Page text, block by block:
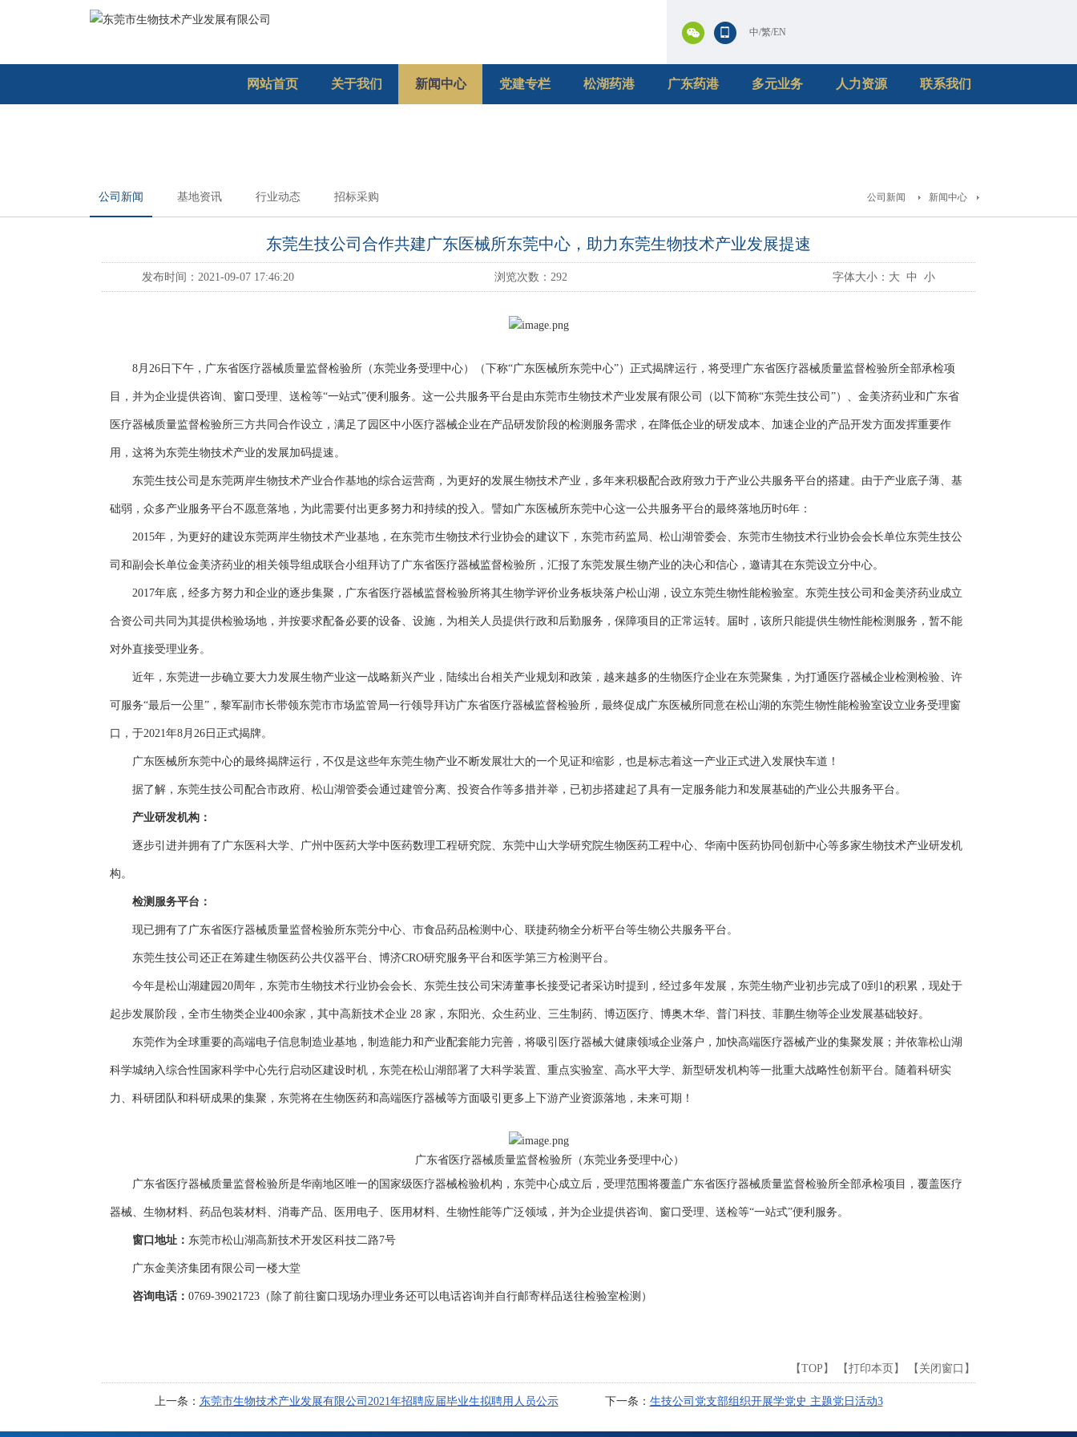
中/繁/EN
网站首页 关于我们 新闻中心 党建专栏 松湖药港 广东药港 多元业务 人力资源 联系我们
公司新闻 基地资讯 行业动态 招标采购 公司新闻 新闻中心
东莞生技公司合作共建广东医械所东莞中心，助力东莞生物技术产业发展提速
发布时间：2021-09-07 17:46:20 浏览次数： 292 字体大小： 大 中 小
8月26日下午，广东省医疗器械质量监督检验所（东莞业务受理中心）（下称“广东医械所东莞中心”）正式揭牌运行，将受理广东省医疗器械质量监督检验所全部承检项
目，并为企业提供咨询、窗口受理、送检等“一站式”便利服务。这一公共服务平台是由东莞市生物技术产业发展有限公司（以下简称“东莞生技公司”）、金美济药业和广东省
医疗器械质量监督检验所三方共同合作设立，满足了园区中小医疗器械企业在产品研发阶段的检测服务需求，在降低企业的研发成本、加速企业的产品开发方面发挥重要作
用，这将为东莞生物技术产业的发展加码提速。
东莞生技公司是东莞两岸生物技术产业合作基地的综合运营商，为更好的发展生物技术产业，多年来积极配合政府致力于产业公共服务平台的搭建。由于产业底子薄、基
础弱，众多产业服务平台不愿意落地，为此需要付出更多努力和持续的投入。譬如广东医械所东莞中心这一公共服务平台的最终落地历时6年：
2015年，为更好的建设东莞两岸生物技术产业基地，在东莞市生物技术行业协会的建议下，东莞市药监局、松山湖管委会、东莞市生物技术行业协会会长单位东莞生技公
司和副会长单位金美济药业的相关领导组成联合小组拜访了广东省医疗器械监督检验所，汇报了东莞发展生物产业的决心和信心，邀请其在东莞设立分中心。
2017年底，经多方努力和企业的逐步集聚，广东省医疗器械监督检验所将其生物学评价业务板块落户松山湖，设立东莞生物性能检验室。东莞生技公司和金美济药业成立
合资公司共同为其提供检验场地，并按要求配备必要的设备、设施，为相关人员提供行政和后勤服务，保障项目的正常运转。届时，该所只能提供生物性能检测服务，暂不能
对外直接受理业务。
近年，东莞进一步确立要大力发展生物产业这一战略新兴产业，陆续出台相关产业规划和政策，越来越多的生物医疗企业在东莞聚集，为打通医疗器械企业检测检验、许
可服务“最后一公里”，黎军副市长带领东莞市市场监管局一行领导拜访广东省医疗器械监督检验所，最终促成广东医械所同意在松山湖的东莞生物性能检验室设立业务受理窗
口，于2021年8月26日正式揭牌。
广东医械所东莞中心的最终揭牌运行，不仅是这些年东莞生物产业不断发展壮大的一个见证和缩影，也是标志着这一产业正式进入发展快车道！
据了解，东莞生技公司配合市政府、松山湖管委会通过建管分离、投资合作等多措并举，已初步搭建起了具有一定服务能力和发展基础的产业公共服务平台。
产业研发机构：
逐步引进并拥有了广东医科大学、广州中医药大学中医药数理工程研究院、东莞中山大学研究院生物医药工程中心、华南中医药协同创新中心等多家生物技术产业研发机
构。
检测服务平台：
现已拥有了广东省医疗器械质量监督检验所东莞分中心、市食品药品检测中心、联捷药物全分析平台等生物公共服务平台。
东莞生技公司还正在筹建生物医药公共仪器平台、博济CRO研究服务平台和医学第三方检测平台。
今年是松山湖建园20周年，东莞市生物技术行业协会会长、东莞生技公司宋涛董事长接受记者采访时提到，经过多年发展，东莞生物产业初步完成了0到1的积累，现处于
起步发展阶段，全市生物类企业400余家，其中高新技术企业 28 家，东阳光、众生药业、三生制药、博迈医疗、博奥木华、普门科技、菲鹏生物等企业发展基础较好。
东莞作为全球重要的高端电子信息制造业基地，制造能力和产业配套能力完善，将吸引医疗器械大健康领域企业落户，加快高端医疗器械产业的集聚发展；并依靠松山湖
科学城纳入综合性国家科学中心先行启动区建设时机，东莞在松山湖部署了大科学装置、重点实验室、高水平大学、新型研发机构等一批重大战略性创新平台。随着科研实
力、科研团队和科研成果的集聚，东莞将在生物医药和高端医疗器械等方面吸引更多上下游产业资源落地，未来可期！
广东省医疗器械质量监督检验所（东莞业务受理中心）
广东省医疗器械质量监督检验所是华南地区唯一的国家级医疗器械检验机构，东莞中心成立后，受理范围将覆盖广东省医疗器械质量监督检验所全部承检项目，覆盖医疗
器械、生物材料、药品包装材料、消毒产品、医用电子、医用材料、生物性能等广泛领域，并为企业提供咨询、窗口受理、送检等“一站式”便利服务。
窗口地址： 东莞市松山湖高新技术开发区科技二路7号
广东金美济集团有限公司一楼大堂
咨询电话： 0769-39021723（除了前往窗口现场办理业务还可以电话咨询并自行邮寄样品送往检验室检测）
【TOP 】 【打印本页 】 【 关闭窗口 】
上一条： 东莞市生物技术产业发展有限公司2021年招聘应届毕业生拟聘用人员公示 下一条： 生技公司党支部组织开展学党史 主题党日活动3